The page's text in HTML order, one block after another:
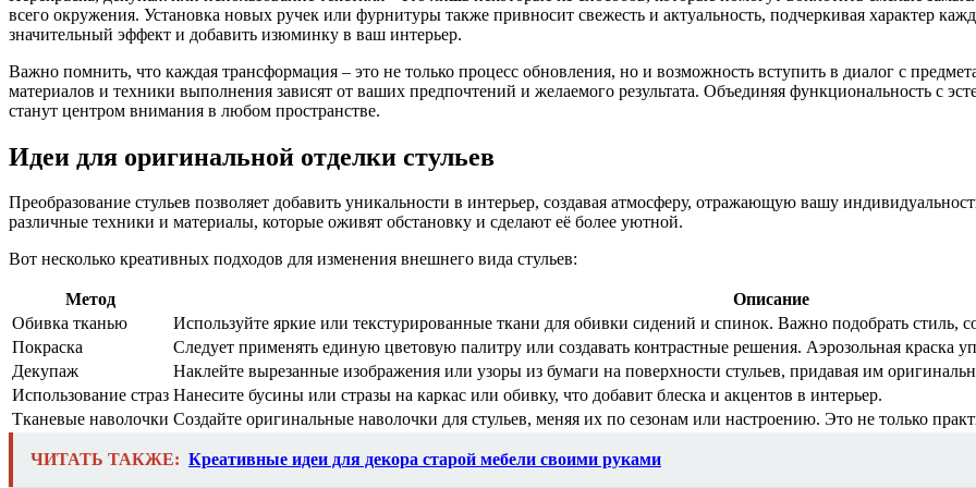
всего окружения. Установка новых ручек или фурнитуры также привносит свежесть и актуальность, подчеркивая характер
значительный эффект и добавить изюминку в ваш интерьер.
Важно помнить, что каждая трансформация – это не только процесс обновления, но и возможность вступить в диалог с
материалов и техники выполнения зависят от ваших предпочтений и желаемого результата. Объединяя функциональность с
станут центром внимания в любом пространстве.
Идеи для оригинальной отделки стульев
Преобразование стульев позволяет добавить уникальности в интерьер, создавая атмосферу, отражающую вашу
различные техники и материалы, которые оживят обстановку и сделают её более уютной.
Вот несколько креативных подходов для изменения внешнего вида стульев:
Метод
Описание
Обивка тканью
Используйте яркие или текстурированные ткани для обивки сидений и спинок. Важно подобрать стиль,
Покраска
Следует применять единую цветовую палитру или создавать контрастные решения. Аэрозольная краска
Декупаж
Наклейте вырезанные изображения или узоры из бумаги на поверхности стульев, придавая им
Использование страз Нанесите бусины или стразы на каркас или обивку, что добавит блеска и акцентов в интерьер.
Тканевые наволочки Создайте оригинальные наволочки для стульев, меняя их по сезонам или настроению. Это не только
ЧИТАТЬ ТАКЖЕ: Креативные идеи для декора старой мебели своими руками